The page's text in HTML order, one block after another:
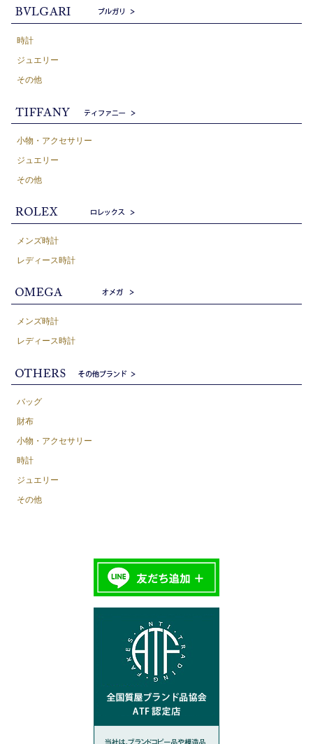
時計
ジュエリー
その他
小物・アクセサリー
ジュエリー
その他
メンズ時計
レディース時計
メンズ時計
レディース時計
バッグ
財布
小物・アクセサリー
時計
ジュエリー
その他